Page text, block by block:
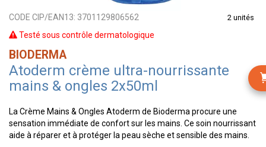
CODE CIP/EAN13: 3701129806562 2 unités
Testé sous contrôle dermatologique
BIODERMA
Atoderm crème ultra-nourrissante
mains & ongles 2x50ml
La Crème Mains & Ongles Atoderm de Bioderma procure une
sensation immédiate de confort sur les mains. Ce soin nourrissant
aide à réparer et à protéger la peau sèche et sensible des mains.